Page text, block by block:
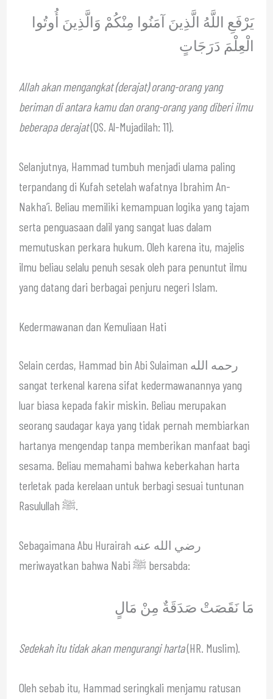
يَرْفَعِ اللَّهُ الَّذِينَ آمَنُوا مِنْكُمْ وَالَّذِينَ أُوتُوا
الْعِلْمَ دَرَجَاتٍ
Allah akan mengangkat (derajat) orang-orang yang
beriman di antara kamu dan orang-orang yang diberi ilmu
beberapa derajat(QS. Al-Mujadilah: 11).
Selanjutnya, Hammad tumbuh menjadi ulama paling
terpandang di Kufah setelah wafatnya Ibrahim An-
Nakha’i. Beliau memiliki kemampuan logika yang tajam
serta penguasaan dalil yang sangat luas dalam
memutuskan perkara hukum. Oleh karena itu, majelis
ilmu beliau selalu penuh sesak oleh para penuntut ilmu
yang datang dari berbagai penjuru negeri Islam.
Kedermawanan dan Kemuliaan Hati
Selain cerdas, Hammad bin Abi Sulaiman رحمه الله
sangat terkenal karena sifat kedermawanannya yang
luar biasa kepada fakir miskin. Beliau merupakan
seorang saudagar kaya yang tidak pernah membiarkan
hartanya mengendap tanpa memberikan manfaat bagi
sesama. Beliau memahami bahwa keberkahan harta
terletak pada kerelaan untuk berbagi sesuai tuntunan
Rasulullah ﷺ.
Sebagaimana Abu Hurairah رضي الله عنه
meriwayatkan bahwa Nabi ﷺ bersabda:
مَا نَقَصَتْ صَدَقَةٌ مِنْ مَالٍ
Sedekah itu tidak akan mengurangi harta(HR. Muslim).
Oleh sebab itu, Hammad seringkali menjamu ratusan